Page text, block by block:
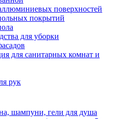
поверхностей
покрытий
для уборки
для санитарных комнат и
рук
шампуни, гели для душа